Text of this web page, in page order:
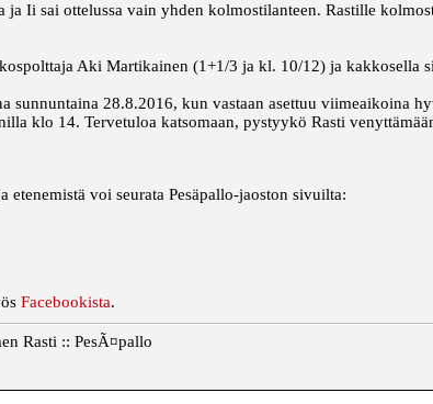
Ii sai ottelussa vain yhden kolmostilanteen. Rastille
Aki Martikainen (1+1/3 ja kl. 10/12) ja kakkosella
sunnuntaina 28.8.2016, kun vastaan asettuu viimeaikoina
klo 14. Tervetuloa katsomaan, pystyykö Rasti
etenemistä voi seurata Pesäpallo-jaoston sivuilta:
Facebookista.
Rasti :: PesÃ¤pallo